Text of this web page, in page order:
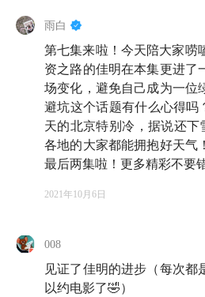
地点📍：咖啡馆
思语：Hi，佳明，好久不见，
佳明：好多了，我不仅能跑，
思语：看你这么贫，确实好了。
停，我就想问问你，市场为什么
思语：那今天就聊聊市场吧！
雨白
第七集来啦！今天陪大家唠
资之路的佳明在本集更进了
场变化，避免自己成为一位
避坑这个话题有什么心得吗
天的北京特别冷，据说还
各地的大家都能拥抱好天气
最后两集啦！更多精彩不要
2021年10月6日
008
见证了佳明的进步（每次都
以约电影了🤣）